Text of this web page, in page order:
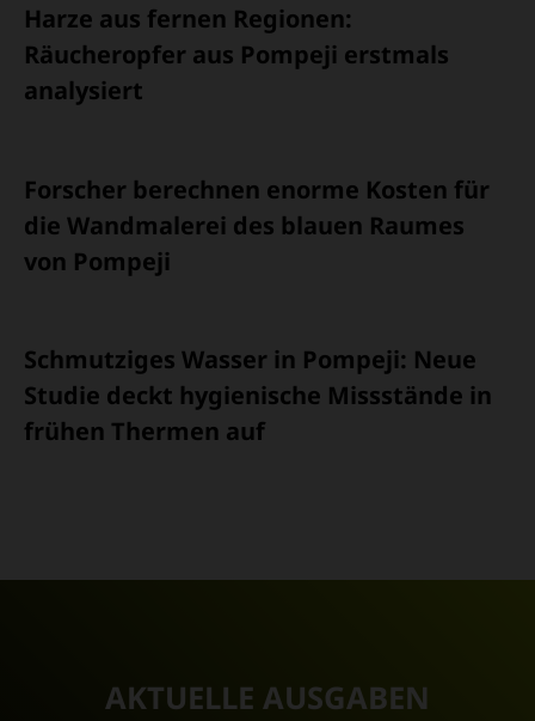
INFOS
Harze aus fernen Regionen:
Räucheropfer aus Pompeji erstmals
analysiert
Forscher berechnen enorme Kosten für
die Wandmalerei des blauen Raumes
von Pompeji
Schmutziges Wasser in Pompeji: Neue
Studie deckt hygienische Missstände in
frühen Thermen auf
AKTUELLE AUSGABEN